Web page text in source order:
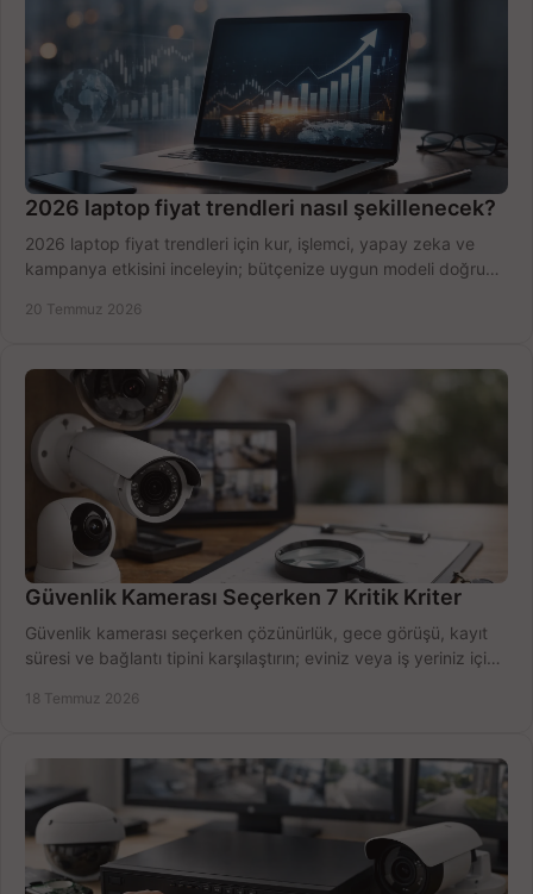
2026 laptop fiyat trendleri nasıl şekillenecek?
2026 laptop fiyat trendleri için kur, işlemci, yapay zeka ve
kampanya etkisini inceleyin; bütçenize uygun modeli doğru
20 Temmuz 2026
Güvenlik Kamerası Seçerken 7 Kritik Kriter
Güvenlik kamerası seçerken çözünürlük, gece görüşü, kayıt
süresi ve bağlantı tipini karşılaştırın; eviniz veya iş yeriniz için
18 Temmuz 2026